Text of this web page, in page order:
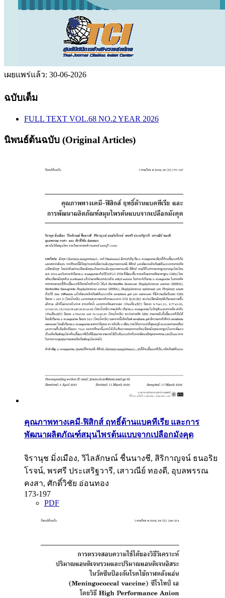
เผยแพร่แล้ว: 30-06-2026
ฉบับเต็ม
FULL TEXT VOL.68 NO.2 YEAR 2026
นิพนธ์ต้นฉบับ (Original Articles)
คุณภาพทางเคมี-ฟิสิกส์ ฤทธิ์ต้านแบคทีเรีย และการ
พัฒนาผลิตภัณฑ์สมุนไพรต้นแบบจากเปลือกมังคุด
จิรานุช มิ่งเมือง, วิไลลักษณ์ ชื่นนางชี, สิริกาญจน์ ธนอริย
โรจน์, พรศรี ประเสริฐวารี, เสาวณีย์ ทองดี, อุบลพรรณ
คงสา, ศักดิ์วิชัย อ่อนทอง
173-197
PDF